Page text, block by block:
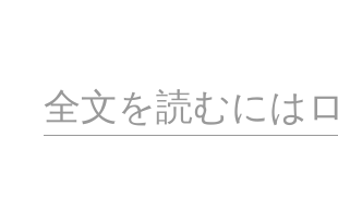
全文を読むには